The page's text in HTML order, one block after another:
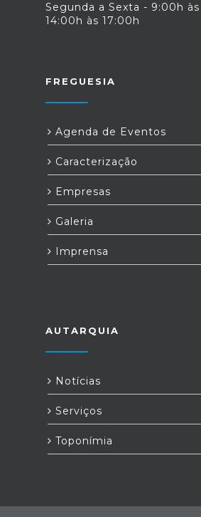
Segunda a Sexta - 9:00h
14:00h às 17:00h
FREGUESIA
Agenda de Eventos
Caracterização
Empresas
Galeria
Imprensa
AUTARQUIA
Notícias
Serviços
Toponímia